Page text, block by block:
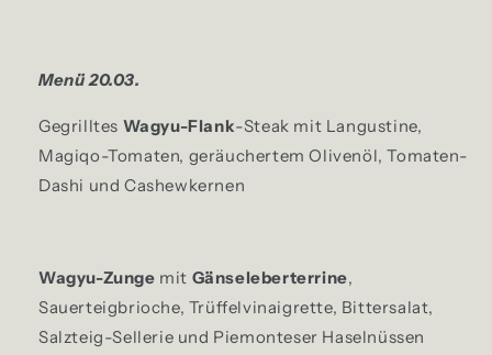
Menü 20.03.
Gegrilltes Wagyu-Flank-Steak mit Langustine,
Magiqo-Tomaten, geräuchertem Olivenöl,Tomaten-
Dashi und Cashewkernen
Wagyu-Zunge mit Gänseleberterrine,
Sauerteigbrioche, Trüffelvinaigrette, Bittersalat,
Salzteig-Sellerie und Piemonteser Haselnüssen